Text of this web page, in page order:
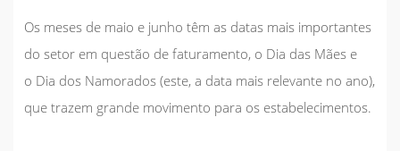
Os meses de maio e junho têm as datas mais importantes
do setor em questão de faturamento, o Dia das Mães e
o Dia dos Namorados (este, a data mais relevante no ano),
que trazem grande movimento para os estabelecimentos.